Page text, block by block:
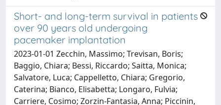
Short- and long-term survival in patients
over 90 years old undergoing
pacemaker implantation
2023-01-01 Zecchin, Massimo; Trevisan, Boris;
Baggio, Chiara; Bessi, Riccardo; Saitta, Monica;
Salvatore, Luca; Cappelletto, Chiara; Gregorio,
Caterina; Bianco, Elisabetta; Longaro, Fulvia;
Carriere, Cosimo; Zorzin-Fantasia, Anna; Piccinin,